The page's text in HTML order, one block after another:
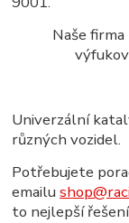
Naše
Univerzální
různých vozidel.
Potřebujete
emailu
to nejlepší